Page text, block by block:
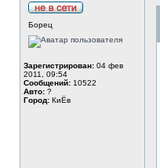
Борец
Зарегистрирован: 04 фев
2011, 09:54
Сообщений: 10522
Авто: ?
Город: КиЁв